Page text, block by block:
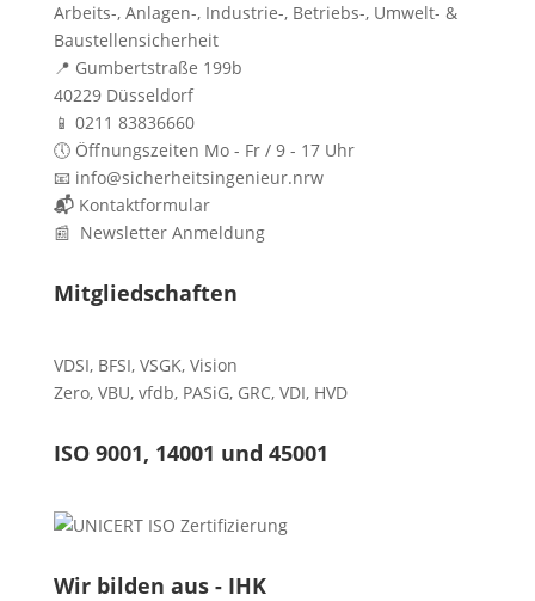
Arbeits-, Anlagen-, Industrie-, Betriebs-, Umwelt- &
Baustellensicherheit
📍 Gumbertstraße 199b
40229 Düsseldorf
📱 0211 83836660
🕔 Öffnungszeiten Mo - Fr / 9 - 17 Uhr
📧 info@sicherheitsingenieur.nrw
📬 Kontaktformular
📰 Newsletter Anmeldung
Mitgliedschaften
VDSI, BFSI, VSGK, Vision
Zero, VBU, vfdb, PASiG, GRC, VDI, HVD
ISO 9001, 14001 und 45001
Wir bilden aus - IHK